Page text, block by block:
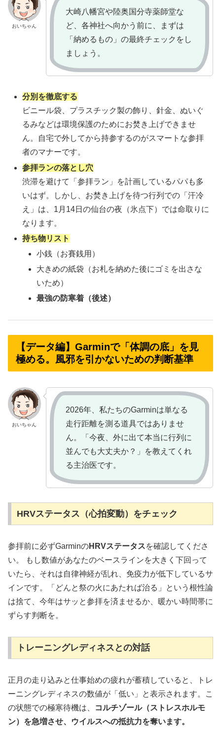
おいちゃん
大崎八幡宮や陸奥国分寺薬師堂な
ど、各神社へ向かう前に、まずは
「納めるもの」の最終チェックをし
ましょう。
分別を徹底する
ビニール袋、プラスチック製の飾り、針金、ぬいぐ
るみなどは環境保護のためにお焚き上げできませ
ん。自宅で外してから持参するのがスマートな参拝
者のマナーです。
参拝ランの落とし穴
渋滞を避けて「参拝ラン」を計画しているパパも多
いはず。しかし、お焚き上げを待つ行列での「汗冷
え」は、1月14日の仙台の夜（氷点下）では命取りに
なります。
持ち物リスト
小銭（お賽銭用）
大きめの紙袋（お札を納めた後にゴミを出さな
いため）
最強の防寒着（後述）
【データ編】Garminで「体調の底」を見
極める。風邪を引かないための判断基準
おいちゃん
2026年、私たちのGarminは単なる
走行距離を測る道具ではありませ
ん。「今夜、外に出て本当に行列に
並んでも大丈夫か？」を教えてくれ
る主治医です。
HRVステータス（心拍変動）をチェック
参拝前に必ずGarminのHRVステータスを確認してくださ
い。 もし数値があなたのベースラインを大きく下回って
いたら、それは自律神経が乱れ、免疫力が低下しているサ
インです。「どんと祭の火にあたれば治る」という根性論
は捨て、今年はサッと参拝を済ませるか、暖かい時間帯に
ずらす判断を。
トレーニングレディネスとの対話
正月の走り込みと仕事始めの疲れが蓄積していると、トレ
ーニングレディネスの数値が「低い」と表示されます。こ
の状態での極寒待機は、
コルチゾール（ストレスホルモ
ン）を急増させ、ウイルスへの抵抗力を奪います。